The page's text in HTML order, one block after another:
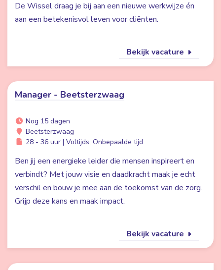
De Wissel draag je bij aan een nieuwe werkwijze én
aan een betekenisvol leven voor cliënten.
Bekijk vacature
Manager - Beetsterzwaag
Nog 15 dagen
Beetsterzwaag
28 - 36 uur | Voltijds, Onbepaalde tijd
Ben jij een energieke leider die mensen inspireert en
verbindt? Met jouw visie en daadkracht maak je echt
verschil en bouw je mee aan de toekomst van de zorg.
Grijp deze kans en maak impact.
Bekijk vacature